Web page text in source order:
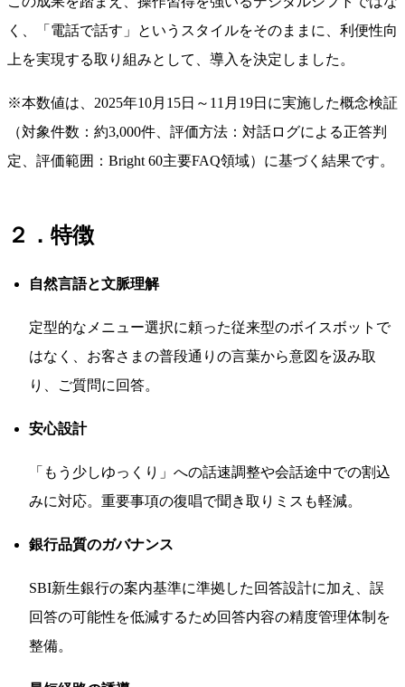
く、「電話で話す」というスタイルをそのままに、利便性向
上を実現する取り組みとして、導入を決定しました。
※本数値は、2025年10月15日～11月19日に実施した概念検証
（対象件数：約3,000件、評価方法：対話ログによる正答判
定、評価範囲：Bright 60主要FAQ領域）に基づく結果です。
２．特徴
自然言語と文脈理解
定型的なメニュー選択に頼った従来型のボイスボットで
はなく、お客さまの普段通りの言葉から意図を汲み取
り、ご質問に回答。
安心設計
「もう少しゆっくり」への話速調整や会話途中での割込
みに対応。重要事項の復唱で聞き取りミスも軽減。
銀行品質のガバナンス
SBI新生銀行の案内基準に準拠した回答設計に加え、誤
回答の可能性を低減するため回答内容の精度管理体制を
整備。